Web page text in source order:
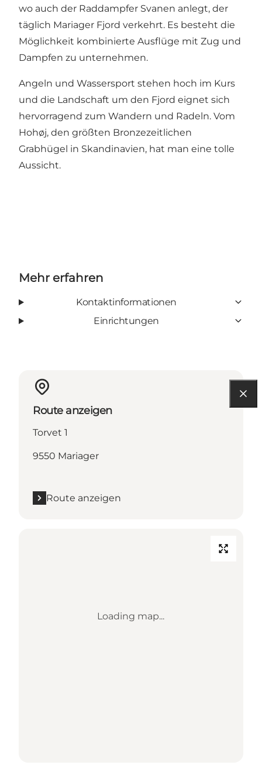
wo auch der Raddampfer Svanen anlegt, der
täglich Mariager Fjord verkehrt. Es besteht die
Möglichkeit kombinierte Ausflüge mit Zug und
Dampfen zu unternehmen.
Angeln und Wassersport stehen hoch im Kurs
und die Landschaft um den Fjord eignet sich
hervorragend zum Wandern und Radeln. Vom
Hohøj, den größten Bronzezeitlichen
Grabhügel in Skandinavien, hat man eine tolle
Aussicht.
Mehr erfahren
Kontaktinformationen
Einrichtungen
Route anzeigen
Torvet 1
9550 Mariager
Route anzeigen
Loading map...